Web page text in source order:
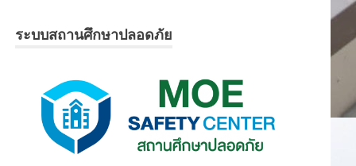
ระบบสถานศึกษาปลอดภัย